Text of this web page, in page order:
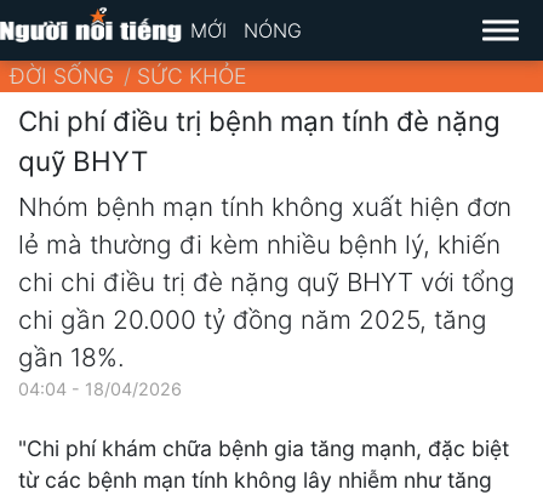
MỚI NÓNG
ĐỜI SỐNG SỨC KHỎE
Chi phí điều trị bệnh mạn tính đè nặng
quỹ BHYT
Nhóm bệnh mạn tính không xuất hiện đơn
lẻ mà thường đi kèm nhiều bệnh lý, khiến
chi chi điều trị đè nặng quỹ BHYT với tổng
chi gần 20.000 tỷ đồng năm 2025, tăng
gần 18%.
04:04 - 18/04/2026
"Chi phí khám chữa bệnh gia tăng mạnh, đặc biệt
từ các bệnh mạn tính không lây nhiễm như tăng